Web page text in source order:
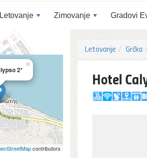
Letovanje Zimovanje Gradovi
Letovanje Grčka
Hotel
2*
×
contributors